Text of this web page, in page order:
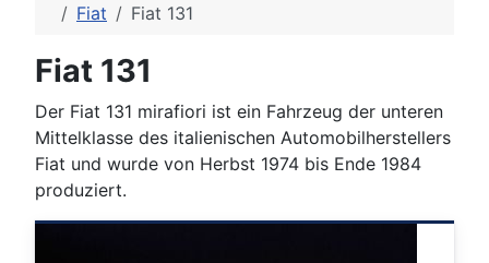
Fiat
Fiat 131
Fiat 131
Der Fiat 131 mirafiori ist ein Fahrzeug der unteren
Mittelklasse des italienischen Automobilherstellers
Fiat und wurde von Herbst 1974 bis Ende 1984
produziert.